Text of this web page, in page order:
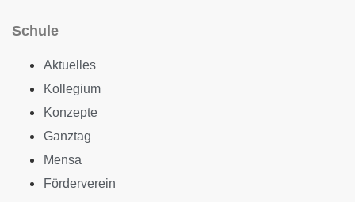
Schule
Aktuelles
Kollegium
Konzepte
Ganztag
Mensa
Förderverein